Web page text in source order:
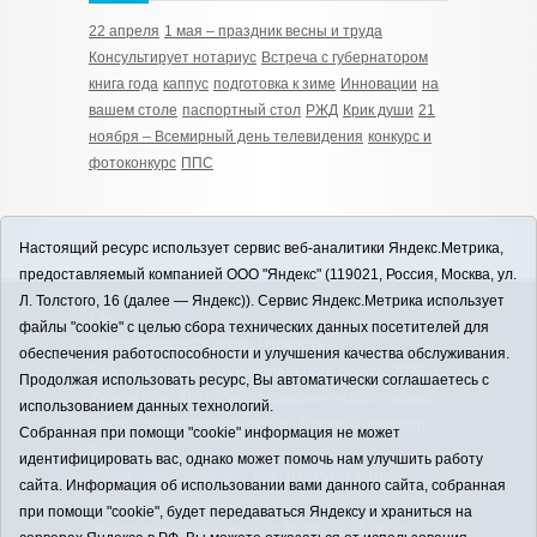
22 апреля 1 мая – праздник весны и труда
Консультирует нотариус Встреча с губернатором
книга года каппус подготовка к зиме Инновации на
вашем столе паспортный стол РЖД Крик души 21
ноября – Всемирный день телевидения конкурс и
фотоконкурс ППС
12+
ЗАВОДОУКОВСК online / Новости
Заводоуковского муниципального округа, 2026
Учредитель: АНО "Информационно-издательский
центр "Заводоуковские вести". Главный редактор:
E-mail:
zavest@obl72.ru
Тел.: 8 (34542) 2-10-33
Политика оператора
Регистрационный номер Эл № ФС 77-66397 от
Настоящий ресурс использует сервис веб-аналитики Яндекс.Метрика,
предоставляемый компанией ООО "Яндекс" (119021, Россия, Москва, ул.
Л. Толстого, 16 (далее — Яндекс)). Сервис Яндекс.Метрика использует
файлы "cookie" с целью сбора технических данных посетителей для
обеспечения работоспособности и улучшения качества обслуживания.
Продолжая использовать ресурс, Вы автоматически соглашаетесь с
использованием данных технологий.
Собранная при помощи "cookie" информация не может
идентифицировать вас, однако может помочь нам улучшить работу
сайта. Информация об использовании вами данного сайта, собранная
при помощи "cookie", будет передаваться Яндексу и храниться на